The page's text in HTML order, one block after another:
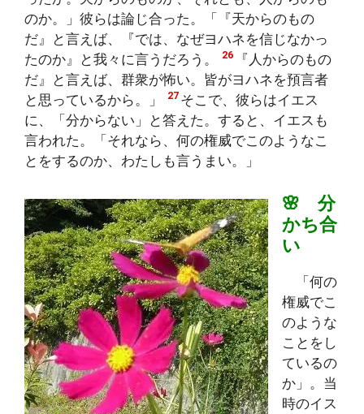
のか。」彼らは論じ合った。「『天からのもの
だ』と言えば、『では、なぜヨハネを信じなかっ
たのか』と我々に言うだろう。
26
『人からのもの
だ』と言えば、群衆が怖い。皆がヨハネを預言者
と思っているから。」
27 そこで、彼らはイエス
に、「分からない」と答えた。すると、イエスも
言われた。「それなら、何の権威でこのようなこ
とをするのか、わたしも言うまい。」
🌸 分
かち合
い
「何の
権威でこ
のような
ことをし
ているの
か」。当
時のイス